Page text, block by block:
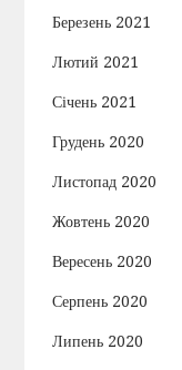
Березень 2021
Лютий 2021
Січень 2021
Грудень 2020
Листопад 2020
Жовтень 2020
Вересень 2020
Серпень 2020
Липень 2020